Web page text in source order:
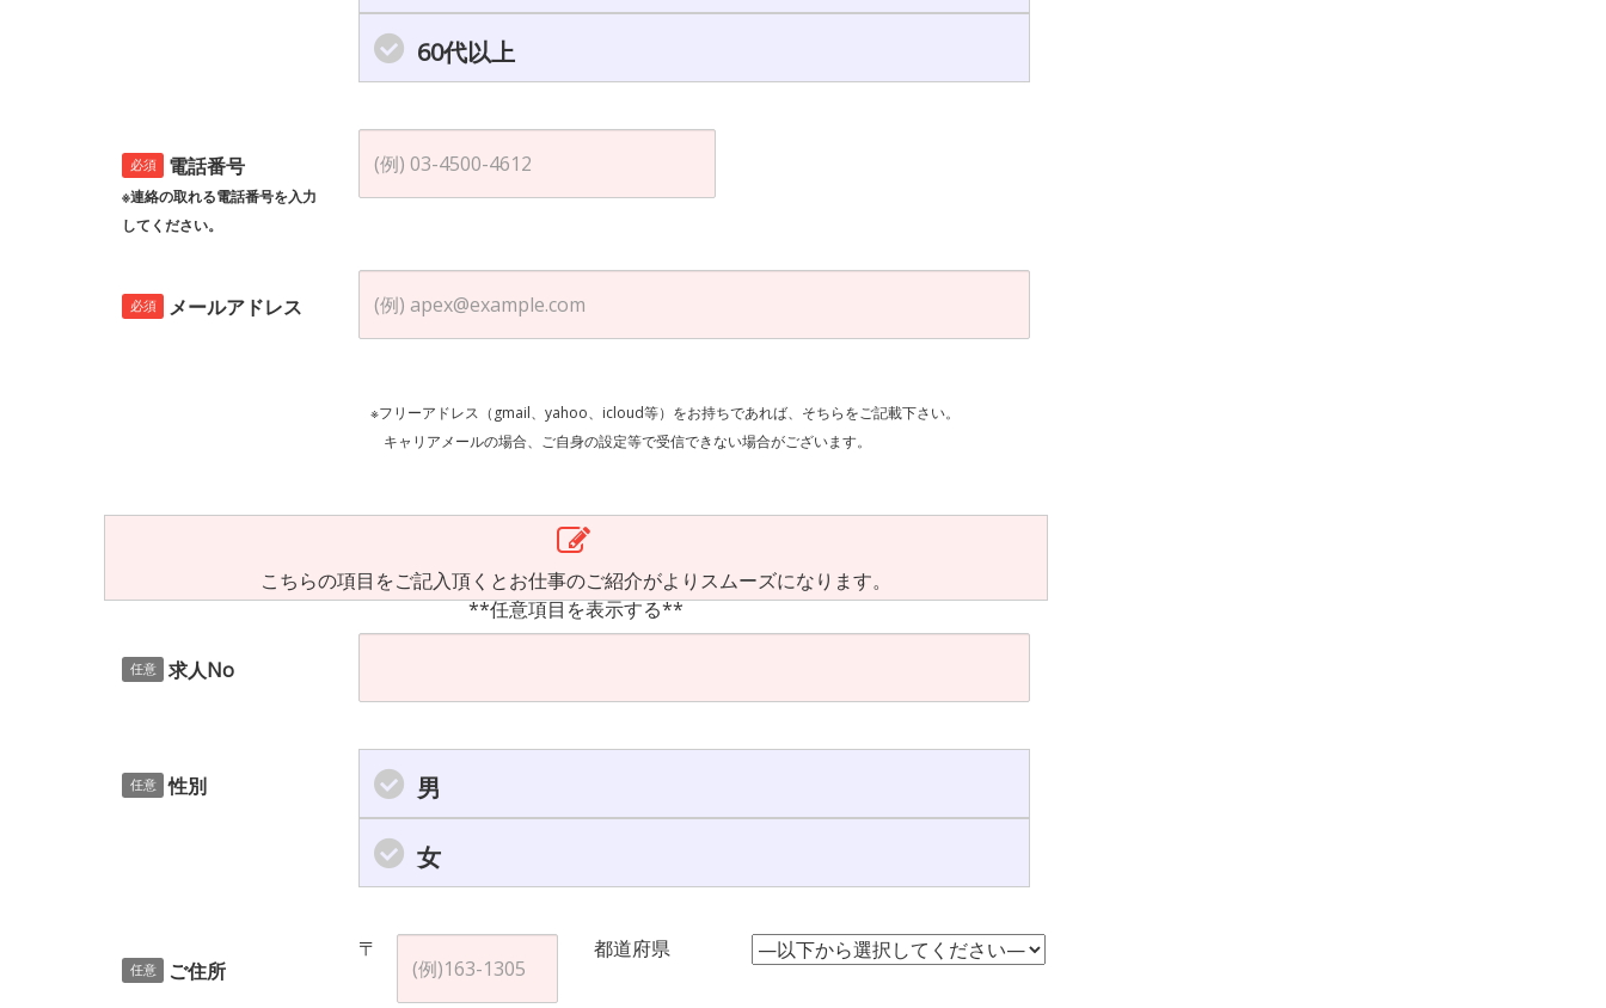
60代以上
必須 電話番号
※連絡の取れる電話番号を入力
してください。
必須 メールアドレス
※フリーアドレス（gmail、yahoo、icloud等）をお持ちであれば、そちらをご記載下さい。
キャリアメールの場合、ご自身の設定等で受信できない場合がございます。
こちらの項目をご記入頂くとお仕事のご紹介がよりスムーズになります。
**任意項目を表示する**
任意 求人No
任意 性別 男
女
任意 ご住所
〒 都道府県